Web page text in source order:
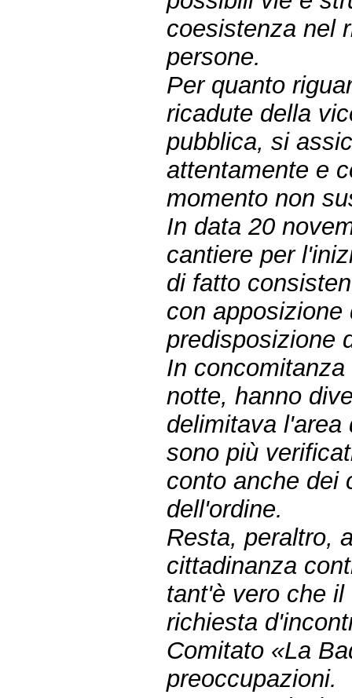
coesistenza nel
persone.
Per quanto
ricadute della
pubblica, si
attentamente e
momento non
In data 20
cantiere per
di fatto
con
predisposizione
In
notte, hanno
delimitava l'area
sono più
conto anche dei
dell'ordine.
Resta, peraltro,
cittadinanza
tant'è vero che
richiesta
Comitato «La
preoccupazioni.